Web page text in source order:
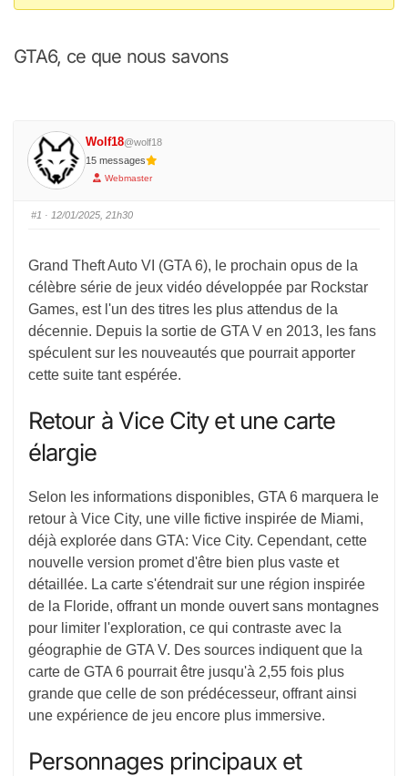
Vous
ici :
GTA6, ce que nous savons
Wolf18@wolf18
15 messages
Webmaster
#1 · 12/01/2025, 21h30
Grand Theft Auto VI (GTA 6), le prochain opus de la
célèbre série de jeux vidéo développée par Rockstar
Games, est l'un des titres les plus attendus de la
décennie. Depuis la sortie de GTA V en 2013, les fans
spéculent sur les nouveautés que pourrait apporter
cette suite tant espérée.
Retour à Vice City et une carte
élargie
Selon les informations disponibles, GTA 6 marquera le
retour à Vice City, une ville fictive inspirée de Miami,
déjà explorée dans GTA: Vice City. Cependant, cette
nouvelle version promet d'être bien plus vaste et
détaillée. La carte s'étendrait sur une région inspirée
de la Floride, offrant un monde ouvert sans montagnes
pour limiter l'exploration, ce qui contraste avec la
géographie de GTA V. Des sources indiquent que la
carte de GTA 6 pourrait être jusqu'à 2,55 fois plus
grande que celle de son prédécesseur, offrant ainsi
une expérience de jeu encore plus immersive.
Personnages principaux et